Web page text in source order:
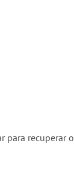
para recuperar o